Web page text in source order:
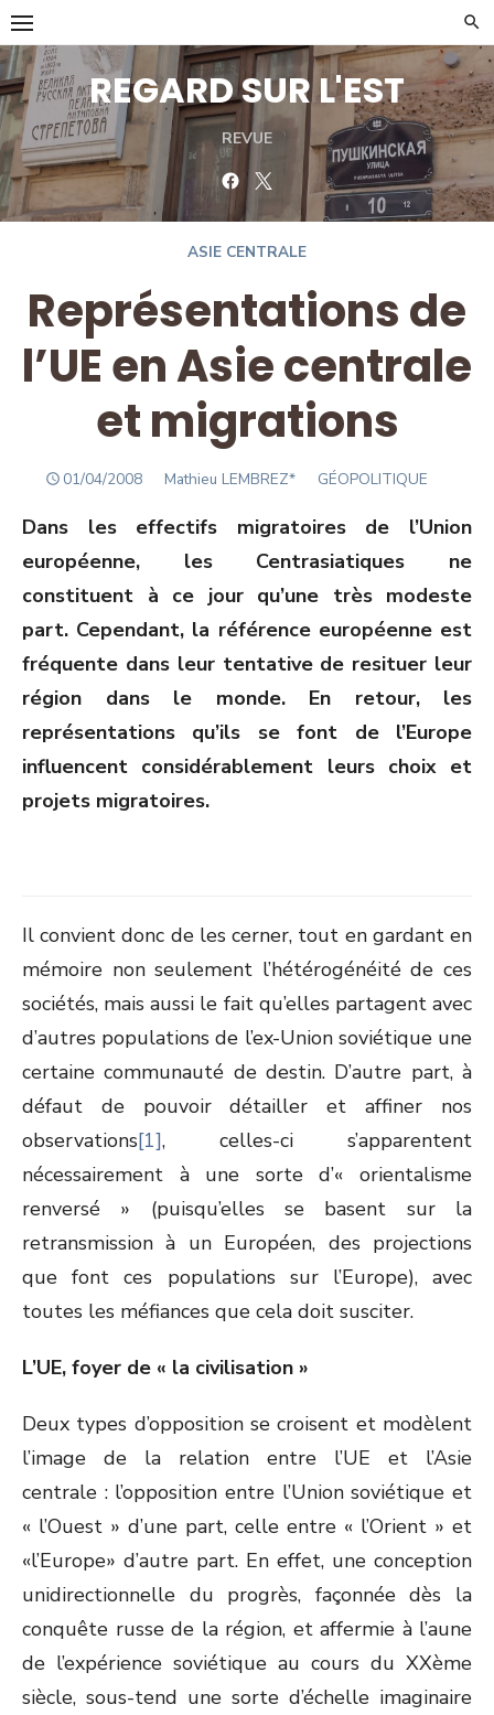
Skip
to
content
REGARD SUR L'EST
REVUE
FacebookTwitter
ASIE CENTRALE
Représentations de
l’UE en Asie centrale
et migrations
POSTED
01/04/2008 Author
Mathieu LEMBREZ* GÉOPOLITIQUE
Dans les effectifs migratoires de l’Union
européenne, les Centrasiatiques ne
constituent à ce jour qu’une très modeste
part. Cependant, la référence européenne est
fréquente dans leur tentative de resituer leur
région dans le monde. En retour, les
représentations qu’ils se font de l’Europe
influencent considérablement leurs choix et
projets migratoires.
Il convient donc de les cerner, tout en gardant en
mémoire non seulement l’hétérogénéité de ces
sociétés, mais aussi le fait qu’elles partagent avec
d’autres populations de l’ex-Union soviétique une
certaine communauté de destin. D’autre part, à
défaut de pouvoir détailler et affiner nos
observations[1], celles-ci s’apparentent
nécessairement à une sorte d’« orientalisme
renversé » (puisqu’elles se basent sur la
retransmission à un Européen, des projections
que font ces populations sur l’Europe), avec
toutes les méfiances que cela doit susciter.
L’UE, foyer de « la civilisation »
Deux types d’opposition se croisent et modèlent
l’image de la relation entre l’UE et l’Asie
centrale : l’opposition entre l’Union soviétique et
« l’Ouest » d’une part, celle entre « l’Orient » et
«l’Europe» d’autre part. En effet, une conception
unidirectionnelle du progrès, façonnée dès la
conquête russe de la région, et affermie à l’aune
de l’expérience soviétique au cours du XXème
siècle, sous-tend une sorte d’échelle imaginaire